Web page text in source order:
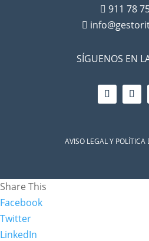
 911 78

SÍGUENOS EN
AVISO LEGAL Y POLÍTICA
Share This
Facebook
Twitter
LinkedIn